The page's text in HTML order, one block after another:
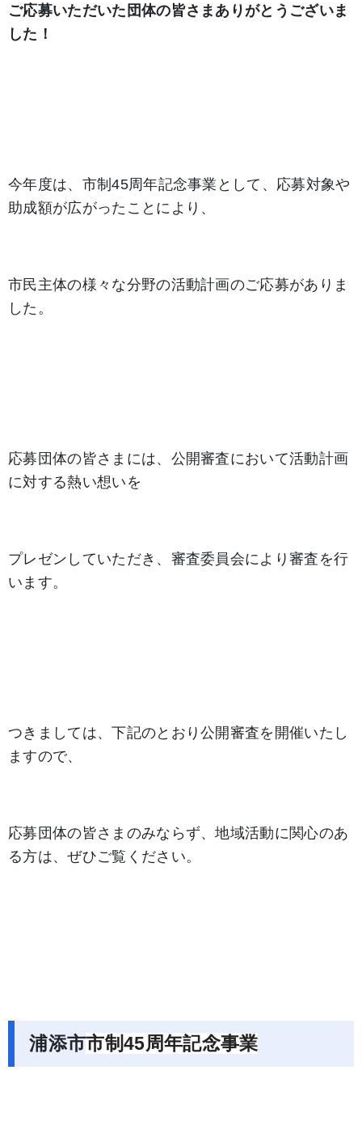
ご応募いただいた団体の皆さまありがとうございま
した！
今年度は、市制45周年記念事業として、応募対象や
助成額が広がったことにより、
市民主体の様々な分野の活動計画のご応募がありま
した。
応募団体の皆さまには、公開審査において活動計画
に対する熱い想いを
プレゼンしていただき、審査委員会により審査を行
います。
つきましては、下記のとおり公開審査を開催いたし
ますので、
応募団体の皆さまのみならず、地域活動に関心のあ
る方は、ぜひご覧ください。
浦添市市制45周年記念事業